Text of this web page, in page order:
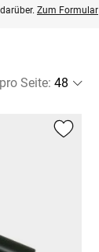
darüber. Zum Formular
pro Seite: